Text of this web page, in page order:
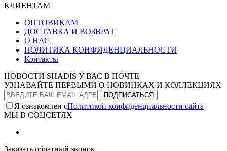
КЛИЕНТАМ
ОПТОВИКАМ
ДОСТАВКА И ВОЗВРАТ
О НАС
ПОЛИТИКА КОНФИДЕНЦИАЛЬНОСТИ
Контакты
НОВОСТИ SHADIS У ВАС В ПОЧТЕ
УЗНАВАЙТЕ ПЕРВЫМИ О НОВИНКАХ И КОЛЛЕКЦИЯХ
Я ознакомлен сПолитикой конфиденциальности сайта
МЫ В СОЦСЕТЯХ
Заказать обратный звонок